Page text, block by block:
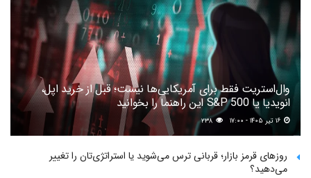
وال‌استریت فقط برای آمریکایی‌ها نیست؛ قبل از خرید اپل،
انویدیا یا S&P 500 این راهنما را بخوانید
۲۳۸
روزهای قرمز بازار؛ قربانی ترس می‌شوید یا استراتژی‌تان را تغییر
می‌دهید؟